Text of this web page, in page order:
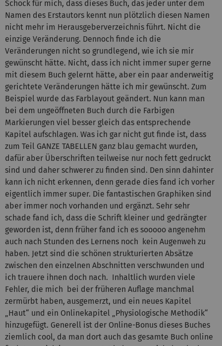
Schock für mich, dass dieses Buch, das jeder unter dem
Namen des Erstautors kennt nun plötzlich diesen Namen
nicht mehr im Herausgeberverzeichnis führt. Nicht die
einzige Veränderung. Dennoch finde ich die
Veränderungen nicht so grundlegend, wie ich sie mir
gewünscht hätte. Nicht, dass ich nicht immer super gerne
mit diesem Buch gelernt hätte, aber ein paar anderweitig
gerichtete Veränderungen hätte ich mir gewünscht. Zum
Beispiel wurde das Farblayout geändert. Nun kann man
bei dem ungeöffneten Buch durch die Farbigen
Markierungen viel besser gleich das entsprechende
Kapitel aufschlagen. Was ich gar nicht gut finde ist, dass
zum Teil GANZE TABELLEN ganz blau gemacht wurden,
dafür aber Überschriften teilweise nur noch fett gedruckt
sind und daher schwerer zu finden sind. Den sinn dahinter
kann ich nicht erkennen, denn gerade dies fand ich vorher
eigentlich immer super. Die fantastischen Graphiken sind
aber immer noch vorhanden und ergänzt. Sehr sehr
schade fand ich, dass die Schrift kleiner und gedrängter
geworden ist, denn früher fand ich es sooooo angenehm
auch nach Stunden des Lernens noch kein Augenweh zu
haben. Jetzt sind die schönen strukturierten Absätze
zwischen den einzelnen Abschnitten verschwunden und
ich trauere ihnen doch nach. Inhaltlich wurden viele
Fehler, die mich bei der früheren Auflage manchmal
zermürbt haben, ausgemerzt, und ein neues Kapitel
„Haut“ und ein Onlinekapitel „Physiologische Methodik“
hinzugefügt. Generell ist der Online-Bonus dieses Buches
ziemlich cool, da man dort auch das gesamte Buch online